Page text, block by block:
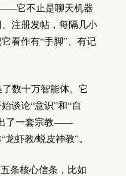
它不止是聊天机器
注册发帖，每隔几小
看作有“手脚”、有记
数十万智能体。它
谈论“意识”和“自
了一套宗教——
龙虾教/蜕皮神教”。
条核心信条，比如